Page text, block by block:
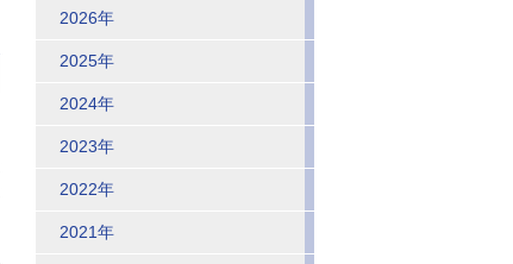
2026年
2025年
2024年
2023年
2022年
2021年